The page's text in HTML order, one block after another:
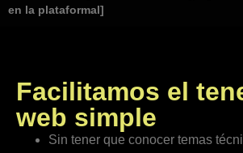
en la plataformal]
Facilitamos el
web simple
Sin tener que conocer temas